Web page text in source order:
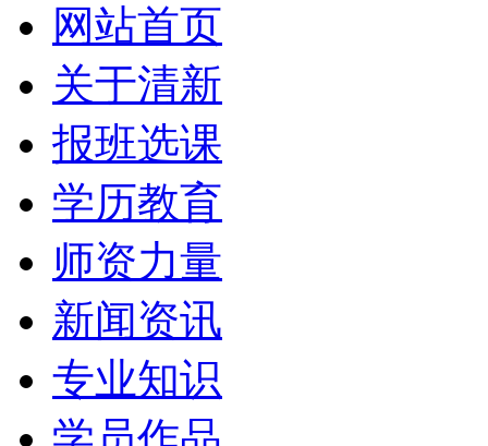
网站首页
关于清新
报班选课
学历教育
师资力量
新闻资讯
专业知识